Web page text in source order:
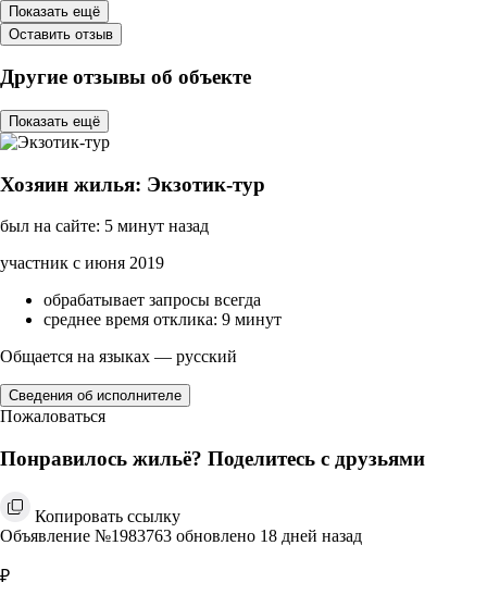
Показать ещё
Оставить отзыв
Другие отзывы об объекте
Показать ещё
Хозяин жилья: Экзотик-тур
был на сайте: 5 минут назад
участник с июня 2019
обрабатывает запросы всегда
среднее время отклика: 9 минут
Общается на языках — русский
Сведения об исполнителе
Пожаловаться
Понравилось жильё? Поделитесь с друзьями
Копировать ссылку
Объявление №1983763 обновлено 18 дней назад
₽